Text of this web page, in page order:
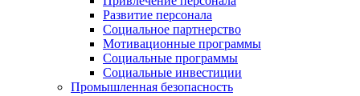
Развитие персонала
Социальное партнерство
Мотивационные программы
Социальные программы
Социальные инвестиции
Промышленная безопасность